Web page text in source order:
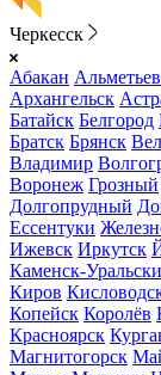
Черкесск
Абакан
Архангельск
Батайск Белгород
Братск Брянск
Владимир
Воронеж Грозный
Долгопрудный
Ессентуки
Ижевск Иркутск
Каменск-
Киров
Копейск Королёв
Красноярск
Магнитогорск